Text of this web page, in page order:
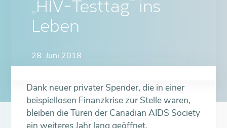
„HIV-Testtag“ ins
Leben
28. Juni 2018
Dank neuer privater Spender, die in einer
beispiellosen Finanzkrise zur Stelle waren,
bleiben die Türen der Canadian AIDS Society
ein weiteres Jahr lang geöffnet.